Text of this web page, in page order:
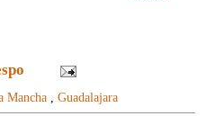
Mancha, Guadalajara